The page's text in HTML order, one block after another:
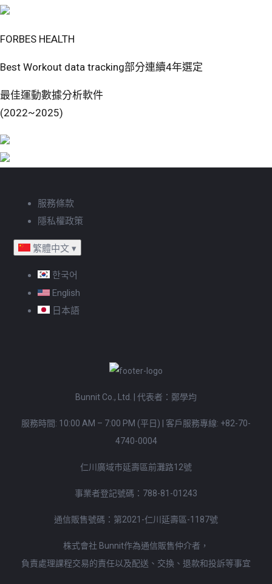
FORBES HEALTH
Best Workout data tracking部分連續4年選定
最佳運動數據分析軟件
(2022~2025)
服務條款
隱私權政策
繁體中文 ▾
한국어
English
日本語
Bunnit Co., Ltd. | 代表者：鄭學均
服務時間: 10:00 AM – 7:00 PM (平日) 客戶服務專線: +82-70-
4740-0004
仁川廣域市延壽區前灘路12號
事業者登記號碼：788-81-01243
通信販售號碼：第2021-仁川延壽區-1187號
株式會社 Bunnit作為通信販售仲介者，
負責處理課程交易的責任以及配送、交換、退款和投訴等事宜